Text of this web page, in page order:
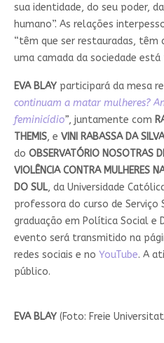
sua identidade, do seu poder,
humano”. As relações
“têm que ser restauradas, têm
uma camada da sociedade está
EVA BLAY participará da mesa
continuam a matar mulheres?
feminicídio”, juntamente com
THEMIS, e VINI RABASSA DA SILVA
do OBSERVATÓRIO NOSOTRAS
VIOLÊNCIA CONTRA MULHERES
DO SUL, da Universidade
professora do curso de Serviço
graduação em Política Social e
evento será transmitido na
redes sociais e no YouTube. A
público.
EVA BLAY(Foto: Freie